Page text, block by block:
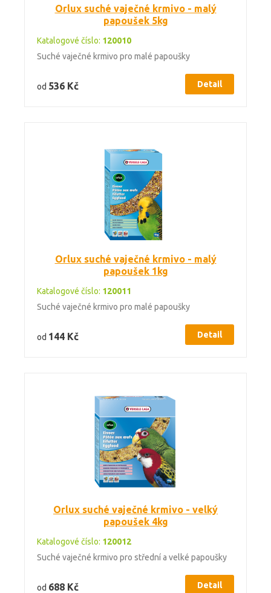
Orlux suché vaječné krmivo - malý
papoušek 5kg
Katalogové číslo: 120010
Suché vaječné krmivo pro malé papoušky
od 536 Kč Detail
Orlux suché vaječné krmivo - malý
papoušek 1kg
Katalogové číslo: 120011
Suché vaječné krmivo pro malé papoušky
od 144 Kč Detail
Orlux suché vaječné krmivo - velký
papoušek 4kg
Katalogové číslo: 120012
Suché vaječné krmivo pro střední a velké papoušky
od 688 Kč Detail